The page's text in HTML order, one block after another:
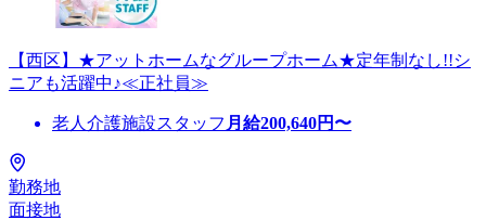
【西区】★アットホームなグループホーム★定年制なし!!シ
ニアも活躍中♪≪正社員≫
老人介護施設スタッフ 月給200,640円〜
勤務地
面接地